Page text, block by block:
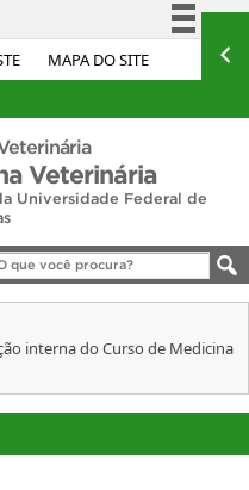
MAPA DO SITE
Simplifique!
Acesso à informação
Legislação
Veterinária
Universidade Federal de
interna do Curso de Medicina